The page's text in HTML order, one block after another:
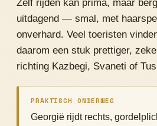
Zelf rijden kan prima, maar
uitdagend — smal, met
onverhard. Veel toeristen
daarom een stuk prettiger,
richting Kazbegi, Svaneti of
PRAKTISCH ONDERWEG
Georgië rijdt rechts,